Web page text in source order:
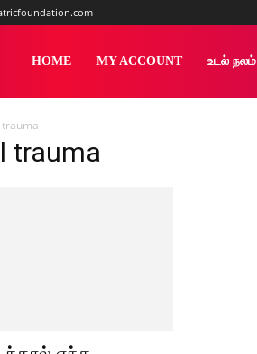
HOME MY ACCOUNT உடல் நலம்
trauma
trauma